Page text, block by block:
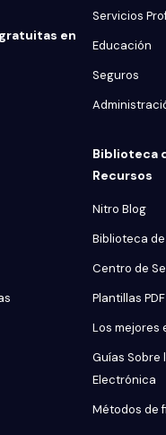
en
Servicios
Educación
Seguros
Biblioteca
Recursos
Nitro Blog
Biblioteca
Centro de
Plantillas PDF
Los mejores
Guías Sobre
Electrónica
Métodos de